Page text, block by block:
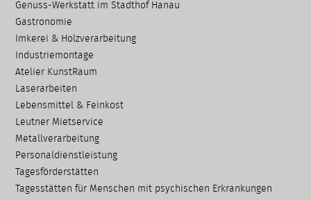
Genuss-Werkstatt im Stadthof Hanau
Gastronomie
Imkerei & Holz­verarbeitung
Industriemontage
Atelier KunstRaum
Laserarbeiten
Lebensmittel & Feinkost
Leutner Mietservice
Metallverarbeitung
Personaldienstleistung
Tagesförderstätten
Tagesstätten für Menschen mit psychischen Erkrankungen